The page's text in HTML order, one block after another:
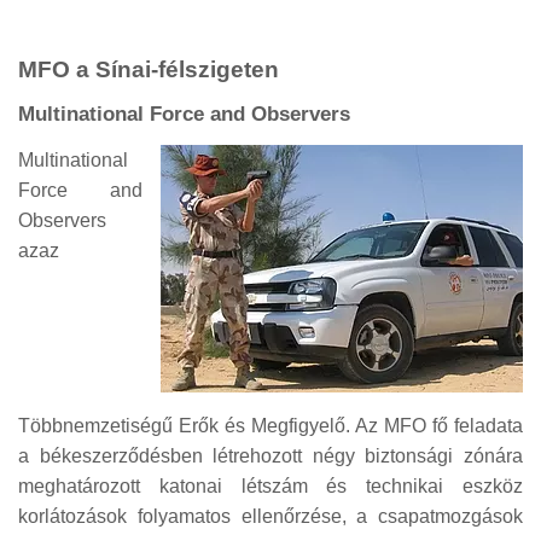
MFO a Sínai-félszigeten
Multinational Force and Observers
Multinational
Force and
Observers
azaz
Többnemzetiségű Erők és Megfigyelő. Az MFO fő feladata
a békeszerződésben létrehozott négy biztonsági zónára
meghatározott katonai létszám és technikai eszköz
korlátozások folyamatos ellenőrzése, a csapatmozgások